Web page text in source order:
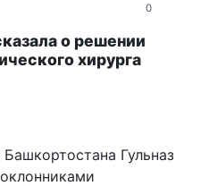
0
о решении
хирурга
Гульназ